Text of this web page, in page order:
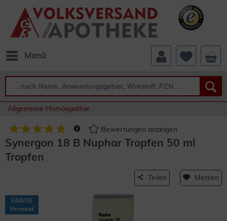
Menü
Allgemeine Homöopathie
Bewertungen anzeigen
Synergon 18 B Nuphar Tropfen 50 ml
Tropfen
Teilen Merken
GRATIS
Versand